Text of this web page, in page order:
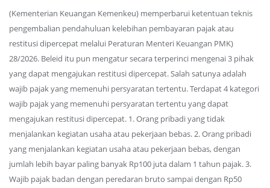
(Kementerian Keuangan Kemenkeu) memperbarui ketentuan teknis
pengembalian pendahuluan kelebihan pembayaran pajak atau
restitusi dipercepat melalui Peraturan Menteri Keuangan PMK)
28/2026. Beleid itu pun mengatur secara terperinci mengenai 3 pihak
yang dapat mengajukan restitusi dipercepat. Salah satunya adalah
wajib pajak yang memenuhi persyaratan tertentu. Terdapat 4 kategori
wajib pajak yang memenuhi persyaratan tertentu yang dapat
mengajukan restitusi dipercepat. 1. Orang pribadi yang tidak
menjalankan kegiatan usaha atau pekerjaan bebas. 2. Orang pribadi
yang menjalankan kegiatan usaha atau pekerjaan bebas, dengan
jumlah lebih bayar paling banyak Rp100 juta dalam 1 tahun pajak. 3.
Wajib pajak badan dengan peredaran bruto sampai dengan Rp50